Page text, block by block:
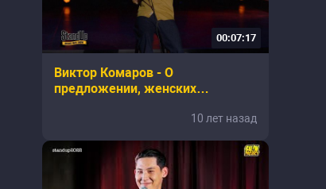
00:07:17
Виктор Комаров - О
предложении, женских
10 лет назад